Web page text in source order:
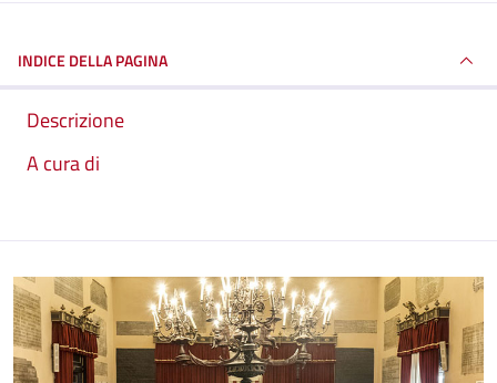
INDICE DELLA PAGINA
Descrizione
A cura di